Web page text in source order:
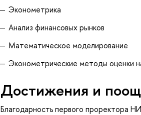
Эконометрика
Анализ финансовых рынков
Математическое моделирование
Эконометрические методы оценки
Достижения и
Благодарность первого проректора